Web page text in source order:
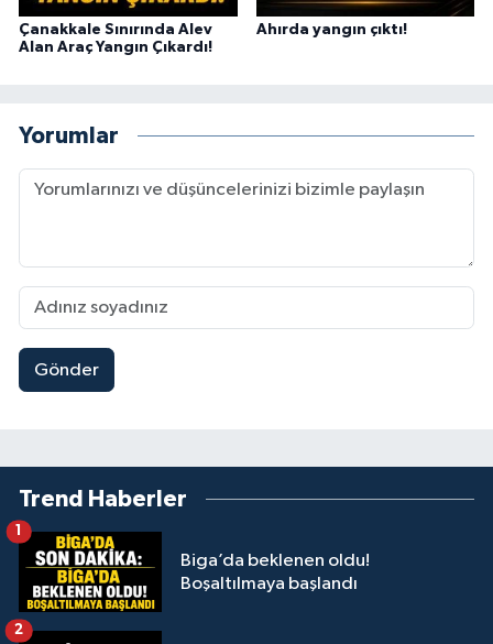
Çanakkale Sınırında Alev
Alan Araç Yangın Çıkardı!
Ahırda yangın çıktı!
Yorumlar
Gönder
Trend Haberler
Biga’da beklenen oldu!
Boşaltılmaya başlandı
1
2